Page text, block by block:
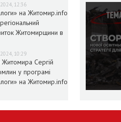
12:36
на Житомир.info
Житомирщини в
10:29
Сергій
у програмі
на Житомир.info